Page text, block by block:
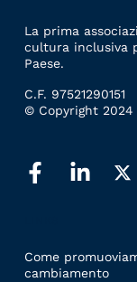
La prima
cultura inclusiva
Paese.
C.F. 97521290151
© Copyright 2024
Come
cambiamento